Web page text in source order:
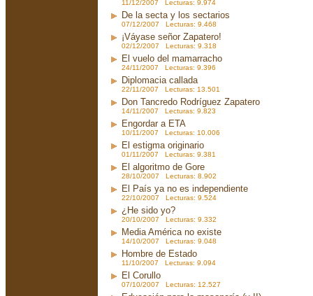
11/12/2007 Lecturas: 9.974
De la secta y los sectarios
07/12/2007 Lecturas: 9.468
¡Váyase señor Zapatero!
02/12/2007 Lecturas: 9.318
El vuelo del mamarracho
24/11/2007 Lecturas: 9.396
Diplomacia callada
22/11/2007 Lecturas: 13.501
Don Tancredo Rodríguez Zapatero
14/11/2007 Lecturas: 9.823
Engordar a ETA
10/11/2007 Lecturas: 10.006
El estigma originario
01/11/2007 Lecturas: 9.381
El algoritmo de Gore
28/10/2007 Lecturas: 8.902
El País ya no es independiente
22/10/2007 Lecturas: 9.524
¿He sido yo?
20/10/2007 Lecturas: 9.332
Media América no existe
14/10/2007 Lecturas: 9.048
Hombre de Estado
11/10/2007 Lecturas: 9.094
El Corullo
07/10/2007 Lecturas: 12.527